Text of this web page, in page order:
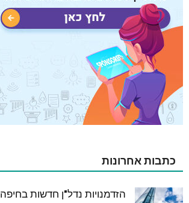
כתבות אחרונות
הזדמנויות נדל"ן חדשות בחיפה